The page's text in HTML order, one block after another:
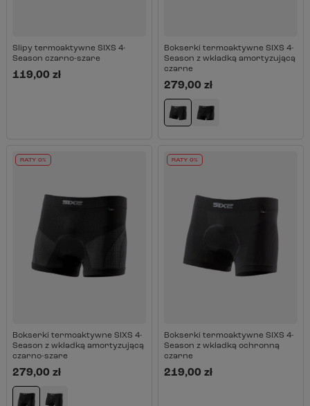
Slipy termoaktywne SIXS 4-
Season czarno-szare
119,00 zł
Bokserki termoaktywne SIXS 4-
Season z wkładką amortyzującą
czarne
279,00 zł
RATY 0%
Bokserki termoaktywne SIXS 4-
Season z wkładką amortyzującą
czarno-szare
279,00 zł
RATY 0%
Bokserki termoaktywne SIXS 4-
Season z wkładką ochronną
czarne
219,00 zł